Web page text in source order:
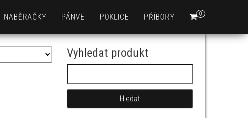
0
NABĚRAČKY PÁNVE POKLICE PŘÍBORY
Vyhledat produkt